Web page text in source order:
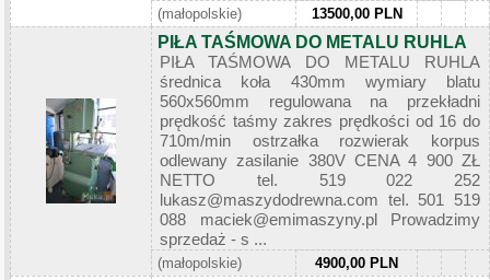
(małopolskie) 13500,00 PLN
PIŁA TAŚMOWA DO METALU RUHLA
PIŁA TAŚMOWA DO METALU RUHLA
średnica koła 430mm wymiary blatu
560x560mm regulowana na przekładni
prędkość taśmy zakres prędkości od 16 do
710m/min ostrzałka rozwierak korpus
odlewany zasilanie 380V CENA 4 900 ZŁ
NETTO tel. 519 022 252
lukasz@maszydodrewna.com tel. 501 519
088 maciek@emimaszyny.pl Prowadzimy
sprzedaż - s ...
(małopolskie) 4900,00 PLN